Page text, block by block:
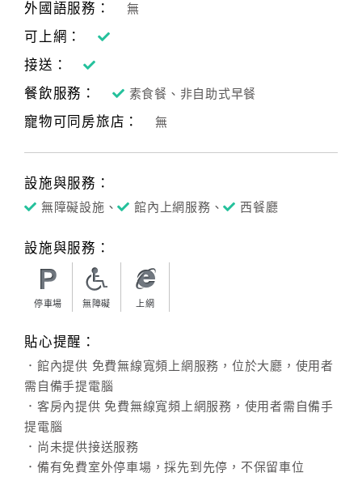
會
員
戶
客
絡
單
服
查
外國語服務： 無
可上網：
接送：
餐飲服務：
素食餐、非自助式早餐
寵物可同房旅店： 無
設施與服務：
無障礙設施、 館內上網服務、 西餐廳
設施與服務：
停車場 無障礙 上網
貼心提醒：
．館內提供 免費無線寬頻上網服務，位於大廳，使用者
需自備手提電腦
．客房內提供 免費無線寬頻上網服務，使用者需自備手
提電腦
．尚未提供接送服務
．備有免費室外停車場，採先到先停，不保留車位